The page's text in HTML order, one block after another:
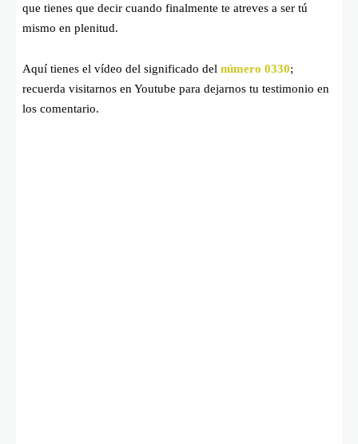
que tienes que decir cuando finalmente te atreves a ser tú
mismo en plenitud.
Aquí tienes el vídeo del significado del número 0330;
recuerda visitarnos en Youtube para dejarnos tu testimonio en
los comentario.